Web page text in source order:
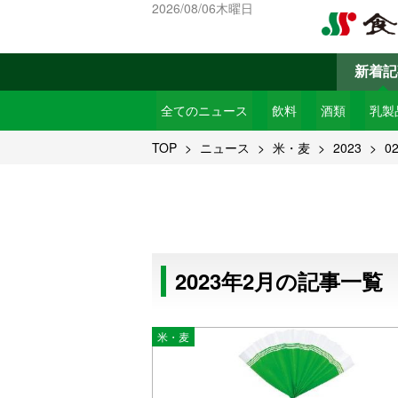
2026/08/06木曜日
新着
全てのニュース 飲料 酒類 乳製
TOP ニュース 米・麦 2023 02
2023年2月の記事一覧
米・麦